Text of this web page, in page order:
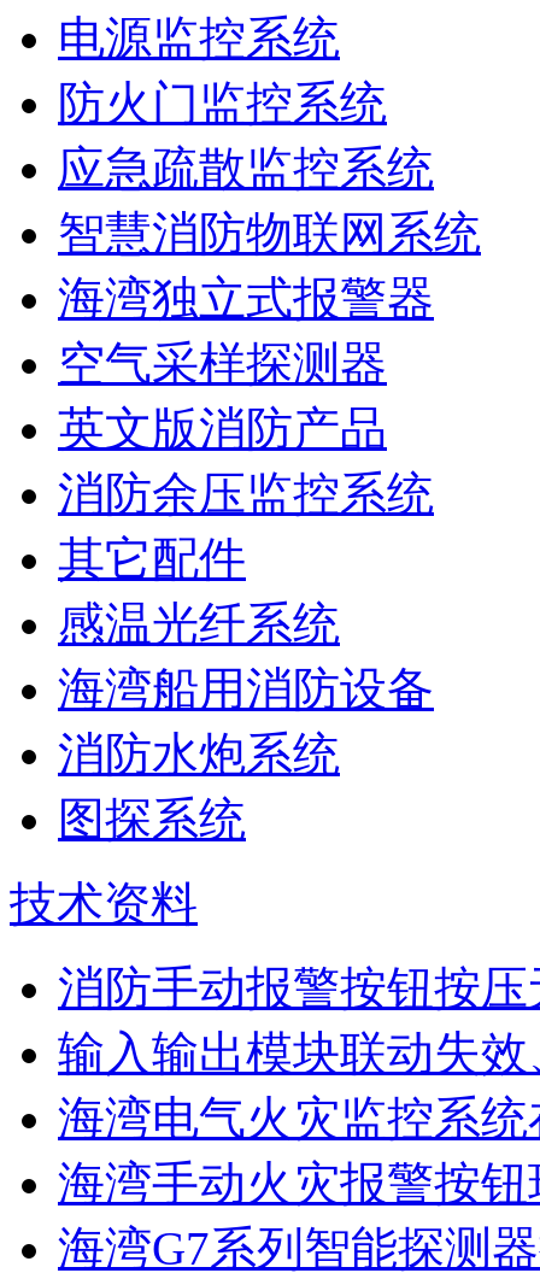
电源监控系统
防火门监控系统
应急疏散监控系统
智慧消防物联网系统
海湾独立式报警器
空气采样探测器
英文版消防产品
消防余压监控系统
其它配件
感温光纤系统
海湾船用消防设备
消防水炮系统
图探系统
技术资料
消防手动报警按钮按
输入输出模块联动失
海湾电气火灾监控系统
海湾手动火灾报警按钮
海湾G7系列智能探测